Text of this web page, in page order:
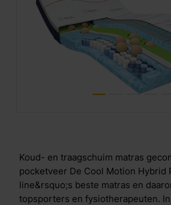
Koud- en traagschuim matras
pocketveer De Cool Motion Hybrid
line&rsquo;s beste matras en
topsporters en fysiotherapeuten.